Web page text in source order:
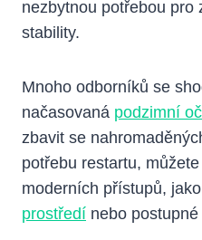
nezbytnou potřebou pro
stability.
Mnoho odborníků se
načasovaná podzimní
zbavit se
potřebu restartu,
moderních přístupů,
prostředí nebo